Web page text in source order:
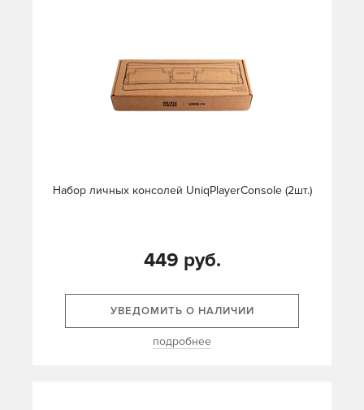
Набор личных консолей UniqPlayerConsole (2шт.)
449 руб.
УВЕДОМИТЬ О НАЛИЧИИ
подробнее